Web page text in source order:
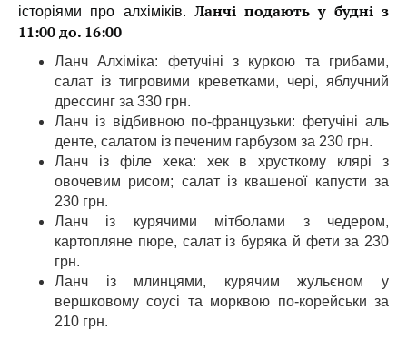
історіями про алхіміків. Ланчі подають у будні з
11:00 до. 16:00
Ланч Алхіміка: фетучіні з куркою та грибами,
салат із тигровими креветками, чері, яблучний
дрессинг за 330 грн.
Ланч із відбивною по-французьки: фетучіні аль
денте, салатом із печеним гарбузом за 230 грн.
Ланч із філе хека: хек в хрусткому клярі з
овочевим рисом; салат із квашеної капусти за
230 грн.
Ланч із курячими мітболами з чедером,
картопляне пюре, салат із буряка й фети за 230
грн.
Ланч із млинцями, курячим жульєном у
вершковому соусі та морквою по-корейськи за
210 грн.